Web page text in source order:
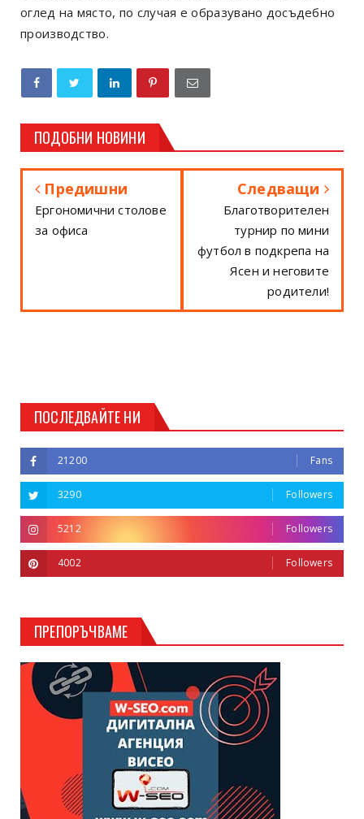
оглед на място, по случая е образувано досъдебно
производство.
ПОДОБНИ НОВИНИ
Предишни
Ергономични столове
за офиса
Следващи
Благотворителен
турнир по мини
футбол в подкрепа на
Ясен и неговите
родители!
ПОСЛЕДВАЙТЕ НИ
21200 Fans
3290 Followers
5212 Followers
4002 Followers
ПРЕПОРЪЧВАМЕ